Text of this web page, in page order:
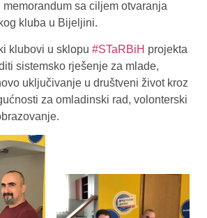
memorandum sa ciljem otvaranja
kluba u Bijeljini.
klubovi u sklopu #STaRBiH projekta
sistemsko rješenje za mlade,
uključivanje u društveni život kroz
za omladinski rad, volonterski